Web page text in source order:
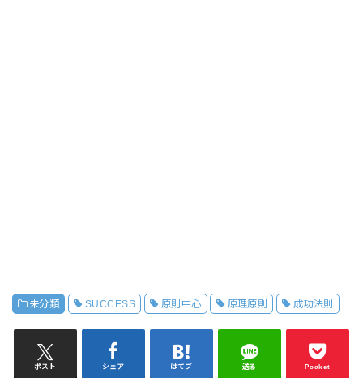
未分類 SUCCESS 原則中心 原理原則 成功法則
ポスト シェア はてブ 送る Pocket